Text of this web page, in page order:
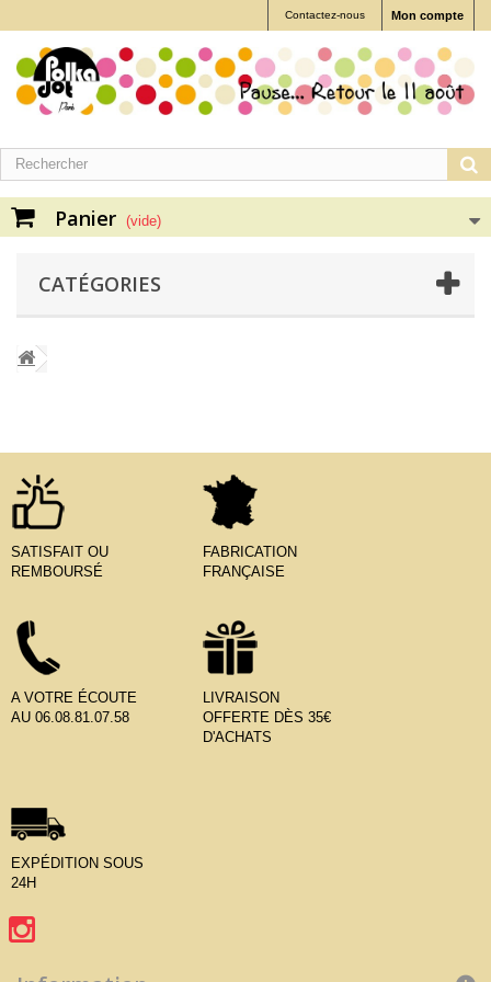
Mon compte
Contactez-nous
Panier (vide)
CATÉGORIES
SATISFAIT OU
REMBOURSÉ
FABRICATION
FRANÇAISE
A VOTRE ÉCOUTE
AU 06.08.81.07.58
LIVRAISON
OFFERTE DÈS 35€
D'ACHATS
EXPÉDITION SOUS
24H